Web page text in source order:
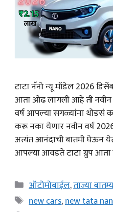
टाटा नॅनो न्यू मॉडेल 2026
आता ओढ लागली आहे ती नवीन
वर्ष आपल्या सगळ्यांना
करू नका येणार नवीन वर्ष
अत्यंत आनंदाची बातमी घेऊन
आपल्या आवडते टाटा ग्रुप
Categories
ऑटोमोबाईल,ताज्या
Tags
new cars,new tata